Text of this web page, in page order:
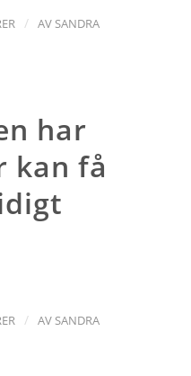
/ AV SANDRA
har
kan få
/ AV SANDRA